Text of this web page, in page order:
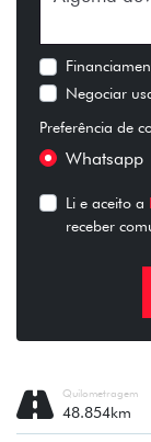
Negociar
Preferência de
Whatsapp
Li e aceito a
receber
Quilometragem
48.854km